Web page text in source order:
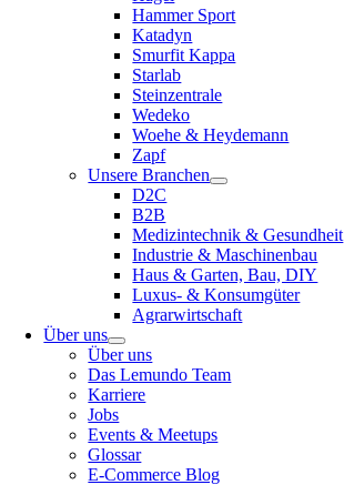
Hammer Sport
Katadyn
Smurfit Kappa
Starlab
Steinzentrale
Wedeko
Woehe & Heydemann
Zapf
Unsere Branchen
D2C
B2B
Medizintechnik & Gesundheit
Industrie & Maschinenbau
Haus & Garten, Bau, DIY
Luxus- & Konsumgüter
Agrarwirtschaft
Über uns
Über uns
Das Lemundo Team
Karriere
Jobs
Events & Meetups
Glossar
E-Commerce Blog